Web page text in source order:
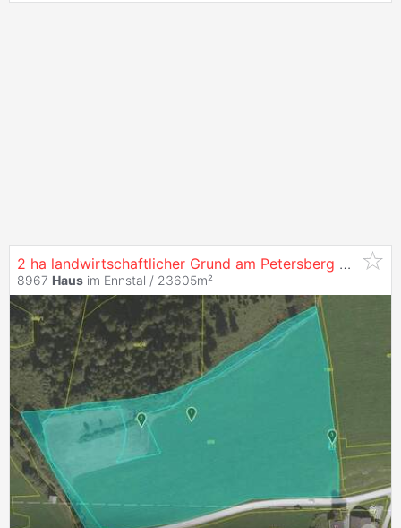
2 ha landwirtschaftlicher Grund am Petersberg bei Haus
8967 Haus im Ennstal / 23605m²